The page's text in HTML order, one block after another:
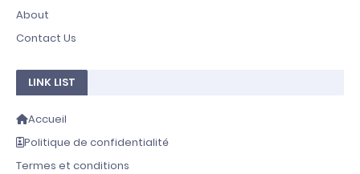
About
Contact Us
LINK LIST
Accueil
Politique de confidentialité
Termes et conditions